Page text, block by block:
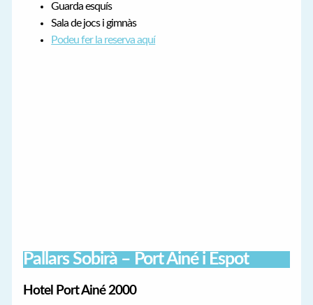
Guarda esquís
Sala de jocs i gimnàs
Podeu fer la reserva aquí
Pallars Sobirà – Port Ainé i Espot
Hotel Port Ainé 2000